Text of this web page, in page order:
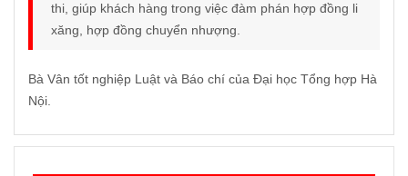
thi, giúp khách hàng trong việc đàm phán hợp đồng li
xăng, hợp đồng chuyển nhượng.
Bà Vân tốt nghiệp Luật và Báo chí của Đại học Tổng hợp Hà
Nội.